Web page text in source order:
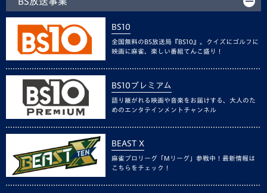
BS10
全国無料のBS放送局『BS10』。クイズにゴルフに
映画に麻雀、楽しい番組てんこ盛り！
BS10プレミアム
語り継がれる映画や音楽をお届けする、大人のた
めのエンタテインメントチャンネル
BEAST X
麻雀プロリーグ「Mリーグ」参戦中！最新情報は
こちらをチェック！